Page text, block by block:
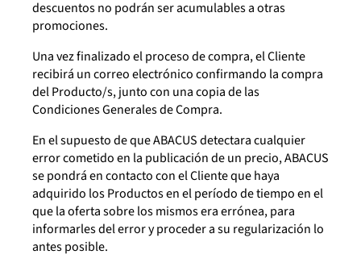
descuentos no podrán ser acumulables a otras
promociones.
Una vez finalizado el proceso de compra, el Cliente
recibirá un correo electrónico confirmando la compra
del Producto/s, junto con una copia de las
Condiciones Generales de Compra.
En el supuesto de que ABACUS detectara cualquier
error cometido en la publicación de un precio, ABACUS
se pondrá en contacto con el Cliente que haya
adquirido los Productos en el período de tiempo en el
que la oferta sobre los mismos era errónea, para
informarles del error y proceder a su regularización lo
antes posible.